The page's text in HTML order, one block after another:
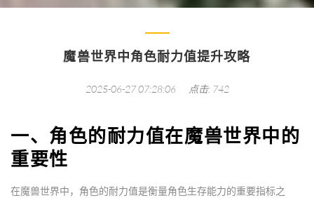
魔兽世界中角色耐力值提升攻略
2025-06-27 07:28:06 点击: 742
一、角色的耐力值在魔兽世界中的
重要性
在魔兽世界中，角色的耐力值是衡量角色生存能力的重要指标之